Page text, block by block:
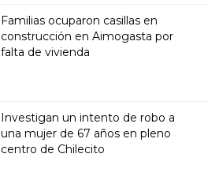
Familias ocuparon casillas en
construcción en Aimogasta por
falta de vivienda
Investigan un intento de robo a
una mujer de 67 años en pleno
centro de Chilecito